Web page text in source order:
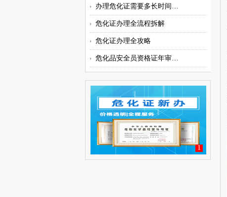
办理危化证需要多长时间？代办机
​​危化证办理全流程拆解
危化证办理全攻略
危化品安全员资格证年审周一般都
1